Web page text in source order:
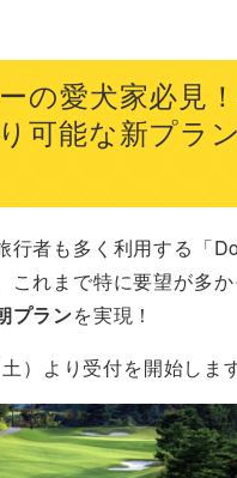
の愛犬家必見
可能な新プラ
行者も多く利用する「
これまで特に要望が多か
プランを実現！
）より受付を開始します